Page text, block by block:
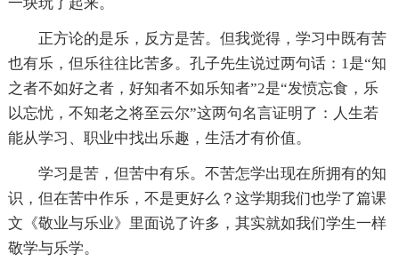
正方论的是乐，反方是苦。但我觉得，学习中既有苦
也有乐，但乐往往比苦多。孔子先生说过两句话：1是“知
之者不如好之者，好知者不如乐知者”2是“发愤忘食，乐
以忘忧，不知老之将至云尔”这两句名言证明了：人生若
能从学习、职业中找出乐趣，生活才有价值。
学习是苦，但苦中有乐。不苦怎学出现在所拥有的知
识，但在苦中作乐，不是更好么？这学期我们也学了篇课
文《敬业与乐业》里面说了许多，其实就如我们学生一样
敬学与乐学。